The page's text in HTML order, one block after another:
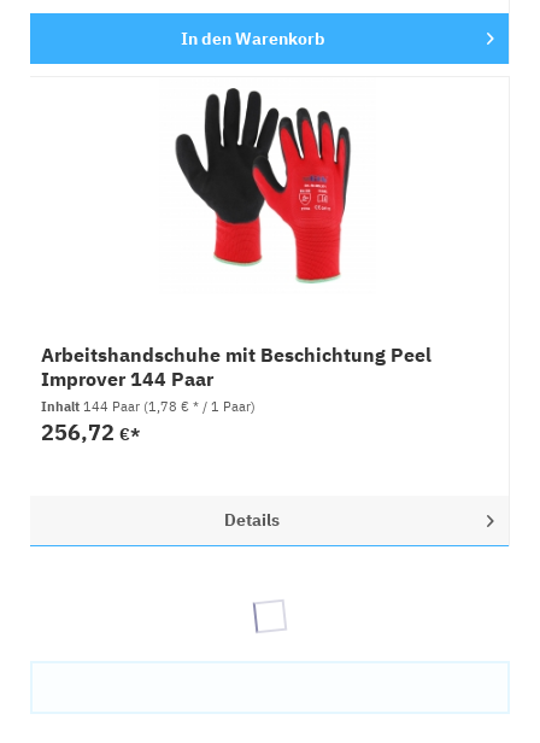
In denWarenkorb
Arbeitshandschuhe mit Beschichtung Peel
Improver 144 Paar
Inhalt144 Paar (1,78 € * / 1 Paar)
256,72€*
Details